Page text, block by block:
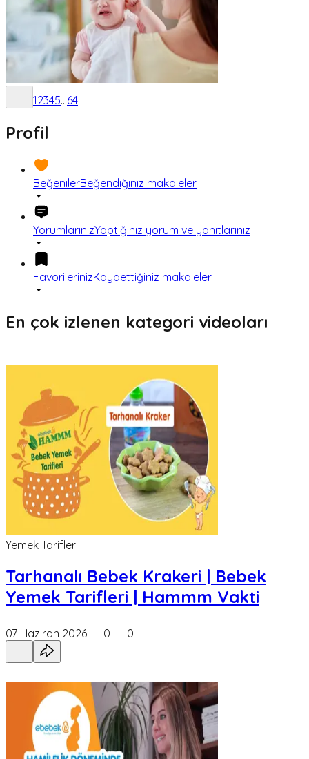
12345...64
Profil
BeğenilerBeğendiğiniz makaleler
YorumlarınızYaptığınız yorum ve yanıtlarınız
FavorilerinizKaydettiğiniz makaleler
En çok izlenen kategori videoları
Yemek Tarifleri
Tarhanalı Bebek Krakeri | Bebek
Yemek Tarifleri | Hammm Vakti
07 Haziran 2026 0 0